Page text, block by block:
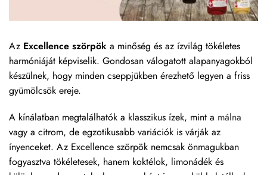
Az Excellence szörpök a minőség és az ízvilág tökéletes
harmóniáját képviselik. Gondosan válogatott alapanyagokból
készülnek, hogy minden cseppjükben érezhető legyen a friss
gyümölcsök ereje.
A kínálatban megtalálhatók a klasszikus ízek, mint a málna
vagy a citrom, de egzotikusabb variációk is várják az
ínyenceket. Az Excellence szörpök nemcsak önmagukban
fogyasztva tökéletesek, hanem koktélok, limonádék és